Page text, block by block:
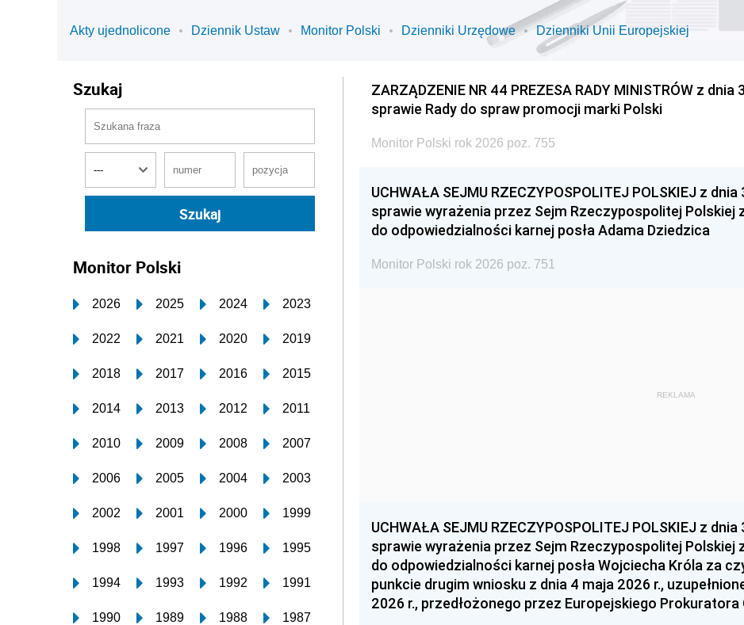
Akty ujednolicone Dziennik Ustaw Monitor Polski Dzienniki Urzędowe Dzienniki Unii Europejskiej
Szukaj
Monitor Polski
2026 2025 2024 2023
2022 2021 2020 2019
2018 2017 2016 2015
2014 2013 2012 2011
2010 2009 2008 2007
2006 2005 2004 2003
2002 2001 2000 1999
1998 1997 1996 1995
1994 1993 1992 1991
1990 1989 1988 1987
ZARZĄDZENIE NR 44 PREZESA RADY MINISTRÓW z
sprawie Rady do spraw promocji marki Polski
Monitor Polski rok 2026 poz. 755
UCHWAŁA SEJMU RZECZYPOSPOLITEJ POLSKIEJ z
sprawie wyrażenia przez Sejm Rzeczypospolitej Polskiej
do odpowiedzialności karnej posła Adama Dziedzica
Monitor Polski rok 2026 poz. 751
REKLAMA
UCHWAŁA SEJMU RZECZYPOSPOLITEJ POLSKIEJ z
sprawie wyrażenia przez Sejm Rzeczypospolitej Polskiej
do odpowiedzialności karnej posła Wojciecha Króla za
punkcie drugim wniosku z dnia 4 maja 2026 r.,
2026 r., przedłożonego przez Europejskiego Prokuratora